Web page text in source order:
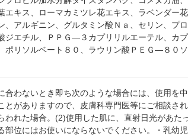
エキス、ローマカミツレ花エキス、ラベンダー
、アルギニン、グルタミン酸Ｎａ、セリン、プ
ジエチル、ＰＰＧ―３カプリリルエーテル、カ
ポリソルベート８０、ラウリン酸ＰＥＧ―８０
合わないとき即ち次のような場合には、使用
とがありますので、皮膚科専門医等にご相談さ
われた場合。(2)使用した肌に、直射日光があ
部位にはお使いにならないでください。・乳幼